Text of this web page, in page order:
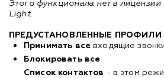
Этого функционала нет в
Light.
ПРЕДУСТАНОВЛЕННЫЕ
Принимать все входящие
Блокировать все
Список контактов - в этом